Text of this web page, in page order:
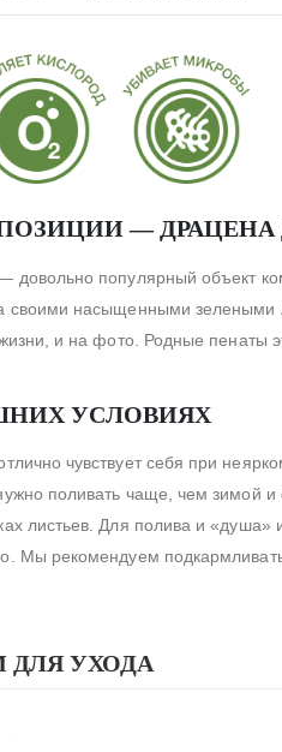
— ДРАЦЕНА
довольно популярный объект
своими насыщенными зелеными
и на фото. Родные пенаты
УСЛОВИЯХ
чувствует себя при
поливать чаще, чем зимой и
листьев. Для полива и
Мы рекомендуем
УХОДА